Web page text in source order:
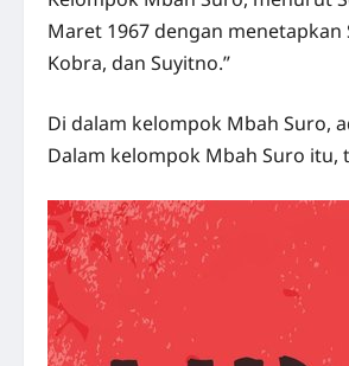
Maret 1967 dengan menetapkan
Kobra, dan Suyitno.”
Di dalam kelompok Mbah Suro,
Dalam kelompok Mbah Suro itu,